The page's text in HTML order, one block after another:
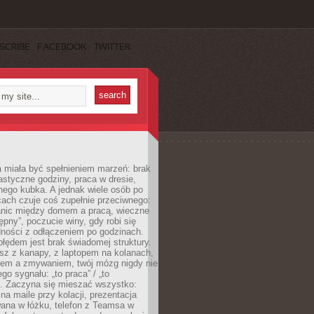
FACEBOOK TWITTER
miała być spełnieniem marzeń: brak
godziny, praca w dresie,
kubka. A jednak wiele osób po
czuje coś zupełnie przeciwnego:
między domem a pracą, wieczne
poczucie winy, gdy robi się
z odłączeniem po godzinach.
jest brak świadomej struktury.
z kanapy, z laptopem na kolanach,
a zmywaniem, twój mózg nigdy nie
sygnału: „to praca” / „to
Zaczyna się mieszać wszystko:
maile przy kolacji, prezentacja
w łóżku, telefon z Teamsa w